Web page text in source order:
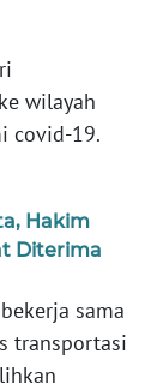
wilayah
covid-19.
Hakim
Diterima
sama
transportasi